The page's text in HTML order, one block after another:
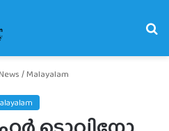
/ Malayalam